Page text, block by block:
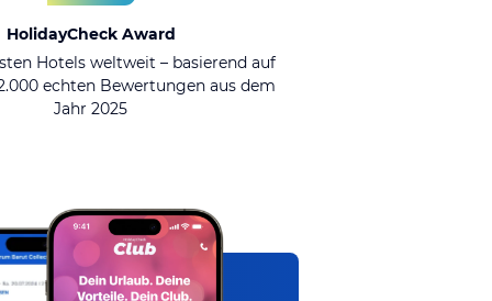
HolidayCheck Award
Hotels weltweit – basierend auf
echten Bewertungen aus dem
Jahr 2025